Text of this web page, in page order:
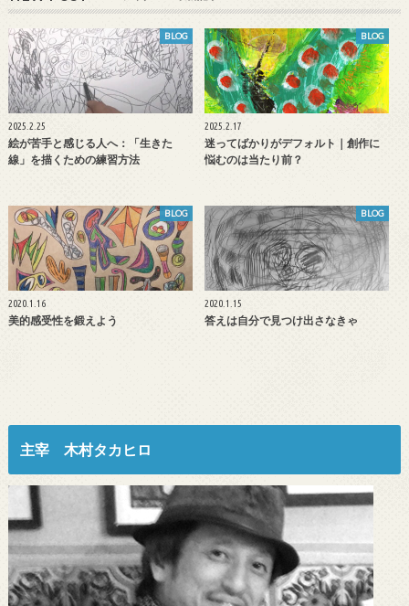
BLOG
2025.2.25
絵が苦手と感じる人へ：「生きた
線」を描くための練習方法
BLOG
2025.2.17
迷ってばかりがデフォルト｜創作に
悩むのは当たり前？
BLOG
2020.1.16
美的感受性を鍛えよう
BLOG
2020.1.15
答えは自分で見つけ出さなきゃ
主宰 木村タカヒロ